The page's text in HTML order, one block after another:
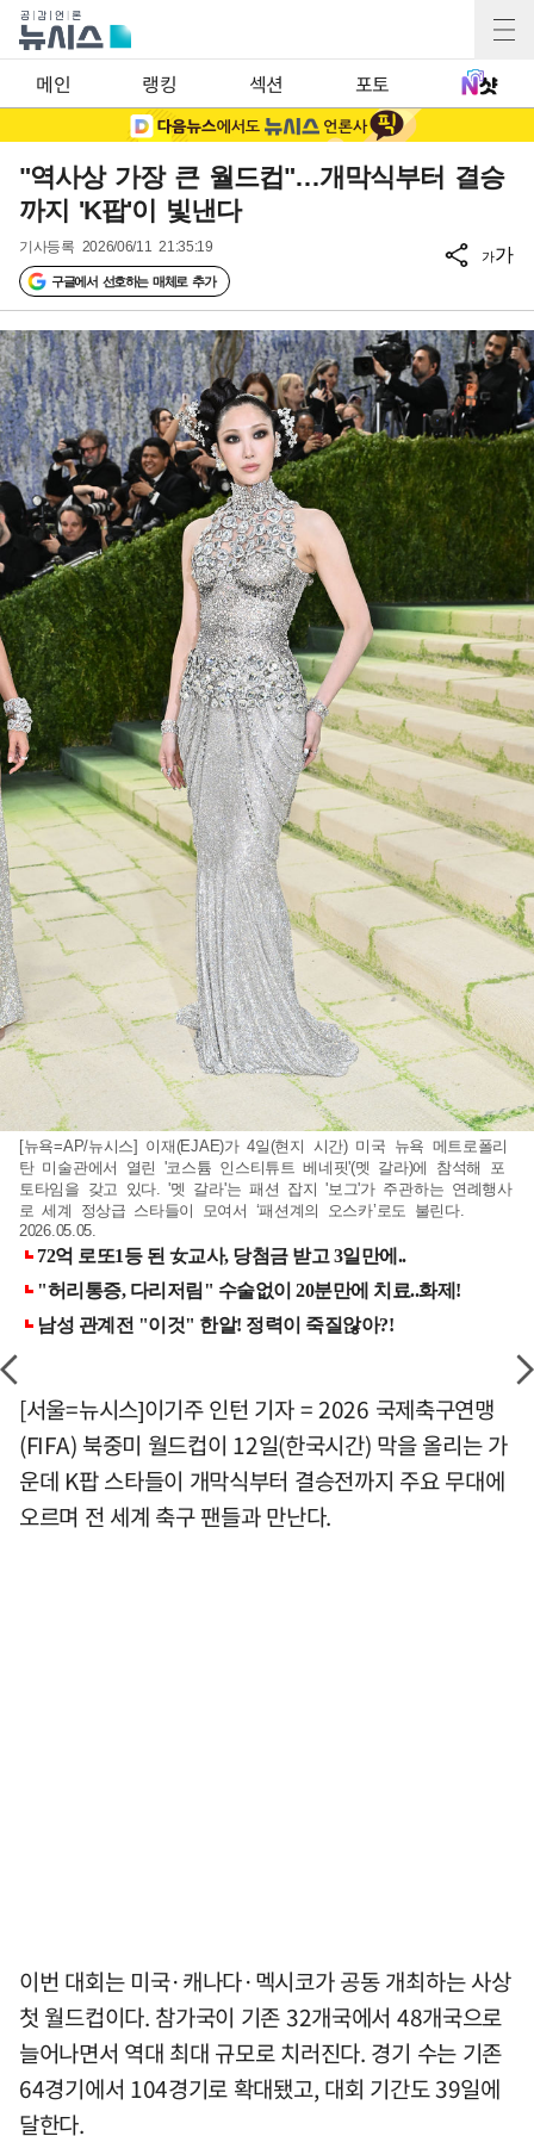
메인 랭킹 섹션 포토
"역사상 가장 큰 월드컵"…개막식부터 결승
까지 'K팝'이 빛낸다
기사등록 2026/06/11 21:35:19
구글에서 선호하는 매체로 추가
가가
[뉴욕=AP/뉴시스] 이재(EJAE)가 4일(현지 시간) 미국 뉴욕 메트로폴리
탄 미술관에서 열린 '코스튬 인스티튜트 베네핏'(멧 갈라)에 참석해 포
토타임을 갖고 있다. '멧 갈라'는 패션 잡지 '보그'가 주관하는 연례행사
로 세계 정상급 스타들이 모여서 ‘패션계의 오스카’로도 불린다.
2026.05.05.
[서울=뉴시스]이기주 인턴 기자 = 2026 국제축구연맹
(FIFA) 북중미 월드컵이 12일(한국시간) 막을 올리는 가
운데 K팝 스타들이 개막식부터 결승전까지 주요 무대에
오르며 전 세계 축구 팬들과 만난다.
이번 대회는 미국·캐나다·멕시코가 공동 개최하는 사상
첫 월드컵이다. 참가국이 기존 32개국에서 48개국으로
늘어나면서 역대 최대 규모로 치러진다. 경기 수는 기존
64경기에서 104경기로 확대됐고, 대회 기간도 39일에
달한다.